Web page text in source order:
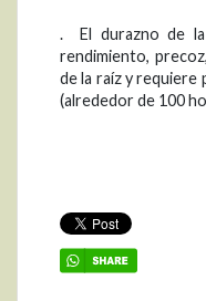
. El durazno de la
rendimiento,
de la raíz y
(alrededor de 100